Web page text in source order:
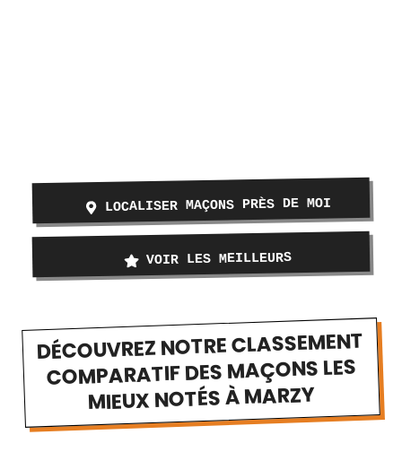
LOCALISER MAÇONS PRÈS DE MOI
VOIR LES MEILLEURS
DÉCOUVREZ NOTRE CLASSEMENT
COMPARATIF DES MAÇONS LES
MIEUX NOTÉS À MARZY